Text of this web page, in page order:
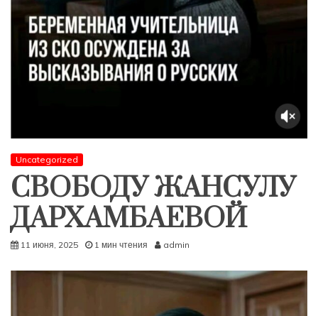
Uncategorized
СВОБОДУ ЖАНСУЛУ
ДАРХАМБАЕВОЙ
11 июня, 2025 1 мин чтения admin